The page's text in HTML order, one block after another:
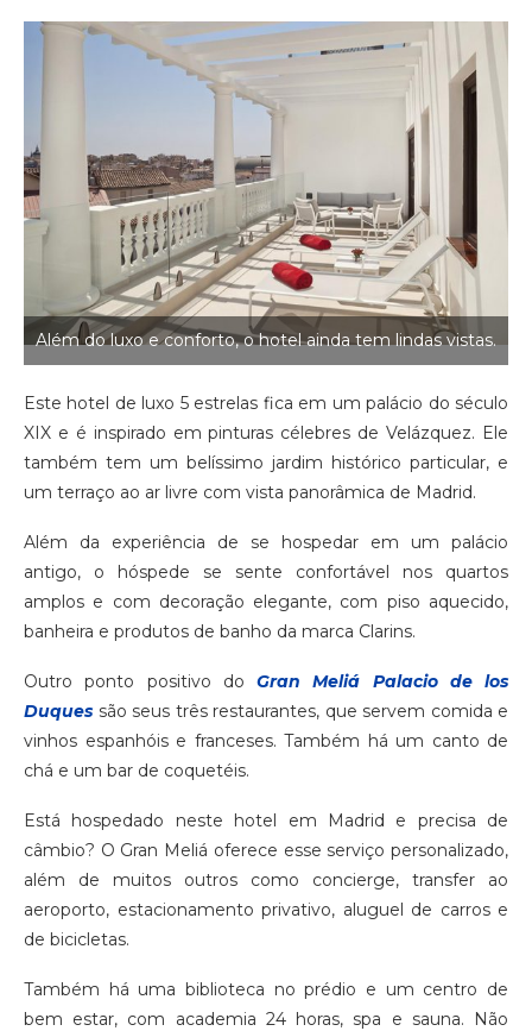
Além do luxo e conforto, o hotel ainda tem lindas vistas.
Este hotel de luxo 5 estrelas fica em um palácio do século
XIX e é inspirado em pinturas célebres de Velázquez. Ele
também tem um belíssimo jardim histórico particular, e
um terraço ao ar livre com vista panorâmica de Madrid.
Além da experiência de se hospedar em um palácio
antigo, o hóspede se sente confortável nos quartos
amplos e com decoração elegante, com piso aquecido,
banheira e produtos de banho da marca Clarins.
Outro ponto positivo do Gran Meliá Palacio de los
Duques são seus três restaurantes, que servem comida e
vinhos espanhóis e franceses. Também há um canto de
chá e um bar de coquetéis.
Está hospedado neste hotel em Madrid e precisa de
câmbio? O Gran Meliá oferece esse serviço personalizado,
além de muitos outros como concierge, transfer ao
aeroporto, estacionamento privativo, aluguel de carros e
de bicicletas.
Também há uma biblioteca no prédio e um centro de
bem estar, com academia 24 horas, spa e sauna. Não